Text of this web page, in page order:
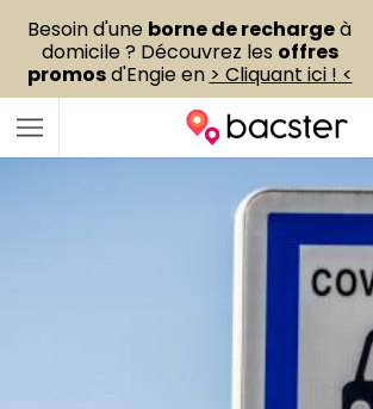
Besoin d'une borne de rechargeà
domicile ? Découvrez les offres
promosd'Engie en > Cliquant ici ! <